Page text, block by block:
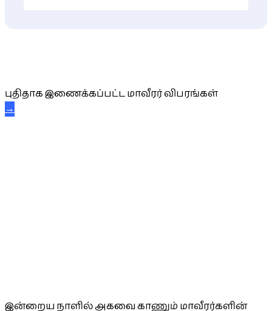
புதிதாக இணைக்கப்பட்ட மாவீரர் விபரங்கள்
→
இன்றைய நாளில் அகவை காணும் மாவீரர்களின்